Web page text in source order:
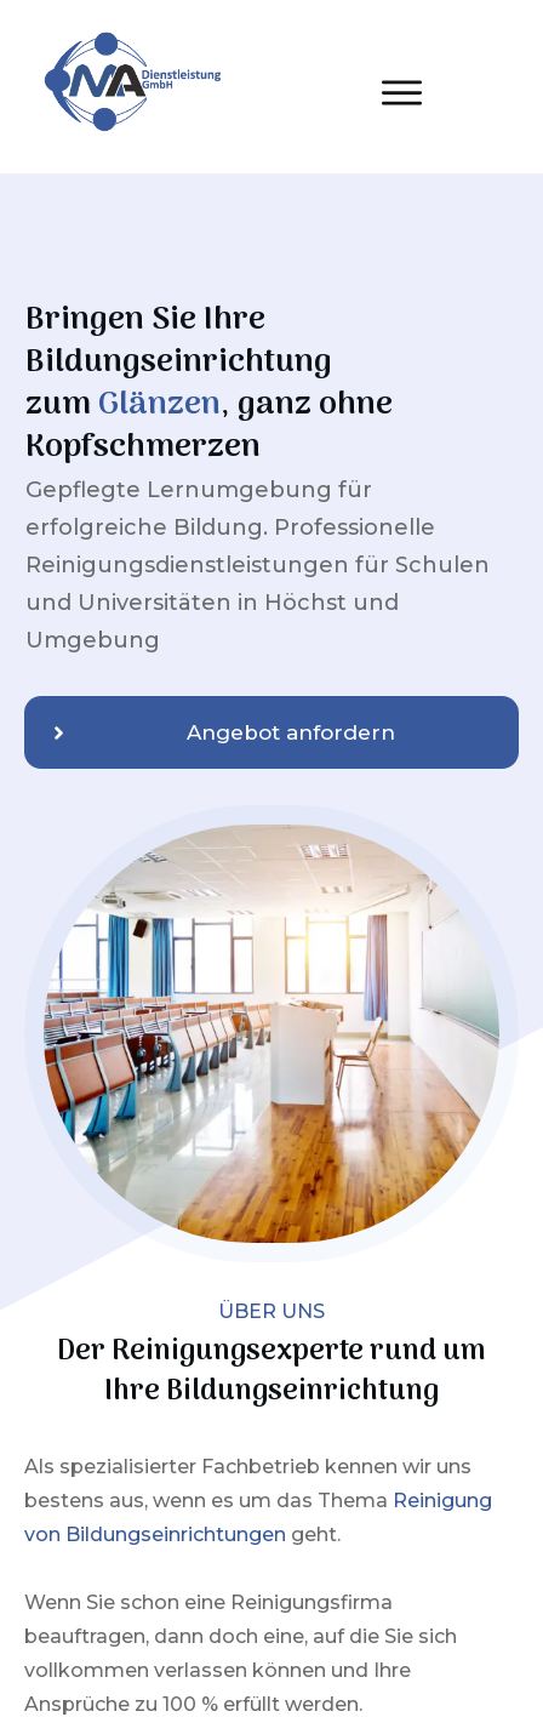
Bringen Sie Ihre
Bildungseinrichtung
zumGlänzen, ganz ohne
Kopfschmerzen
Gepflegte Lernumgebung für
erfolgreiche Bildung. Professionelle
Reinigungsdienstleistungen für Schulen
und Universitäten in Höchst und
Umgebung
Angebot anfordern
ÜBER UNS
Der Reinigungsexperte rund um
IhreBildungseinrichtung
Als spezialisierter Fachbetrieb kennen wir uns
bestens aus, wenn es um das Thema Reinigung
von Bildungseinrichtungen geht.
Wenn Sie schon eine Reinigungsfirma
beauftragen, dann doch eine, auf die Sie sich
vollkommen verlassen können und Ihre
Ansprüche zu 100 % erfüllt werden.